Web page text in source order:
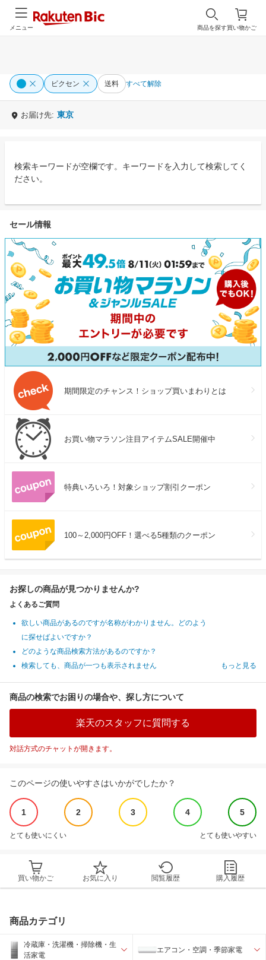
買い物かご
商品を探す
メニュー
ビクセン 送料 すべて解除
お届け先: 東京
検索キーワードが空欄です。キーワードを入力して検索してく
ださい。
セール情報
期間限定のチャンス！ショップ買いまわりとは
お買い物マラソン注目アイテムSALE開催中
特典いろいろ！対象ショップ割引クーポン
100～2,000円OFF！選べる5種類のクーポン
お探しの商品が見つかりませんか?
よくあるご質問
欲しい商品があるのですが名称がわかりません。どのよう
に探せばよいですか？
どのような商品検索方法があるのですか？
検索しても、商品が一つも表示されません
もっと見る
商品の検索でお困りの場合や、探し方について
楽天のスタッフに質問する
対話方式のチャットが開きます。
このページの使いやすさはいかがでしたか？
1 2 3 4 5
とても使いにくい とても使いやすい
買い物かご お気に入り 閲覧履歴 購入履歴
商品カテゴリ
冷蔵庫・洗濯機・掃除機・生
活家電
エアコン・空調・季節家電